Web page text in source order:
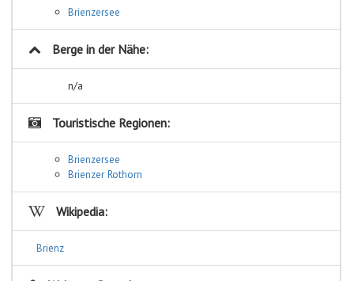
Brienzersee
Berge in der Nähe:
n/a
Touristische Regionen:
Brienzersee
Brienzer Rothorn
Wikipedia:
Brienz